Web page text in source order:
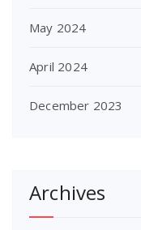
May 2024
April 2024
December 2023
Archives